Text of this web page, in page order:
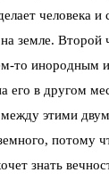
человека и
земле. Второй
то инородным
его в другом
этими
потому
знать